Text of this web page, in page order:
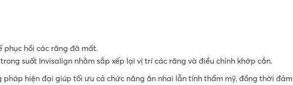
phục hồi các răng đã mất.
suốt Invisalign nhằm sắp xếp lại vị trí các răng và điều chỉnh khớp cắn.
hiện đại giúp tối ưu cả chức năng ăn nhai lẫn tính thẩm mỹ, đồng thời đảm